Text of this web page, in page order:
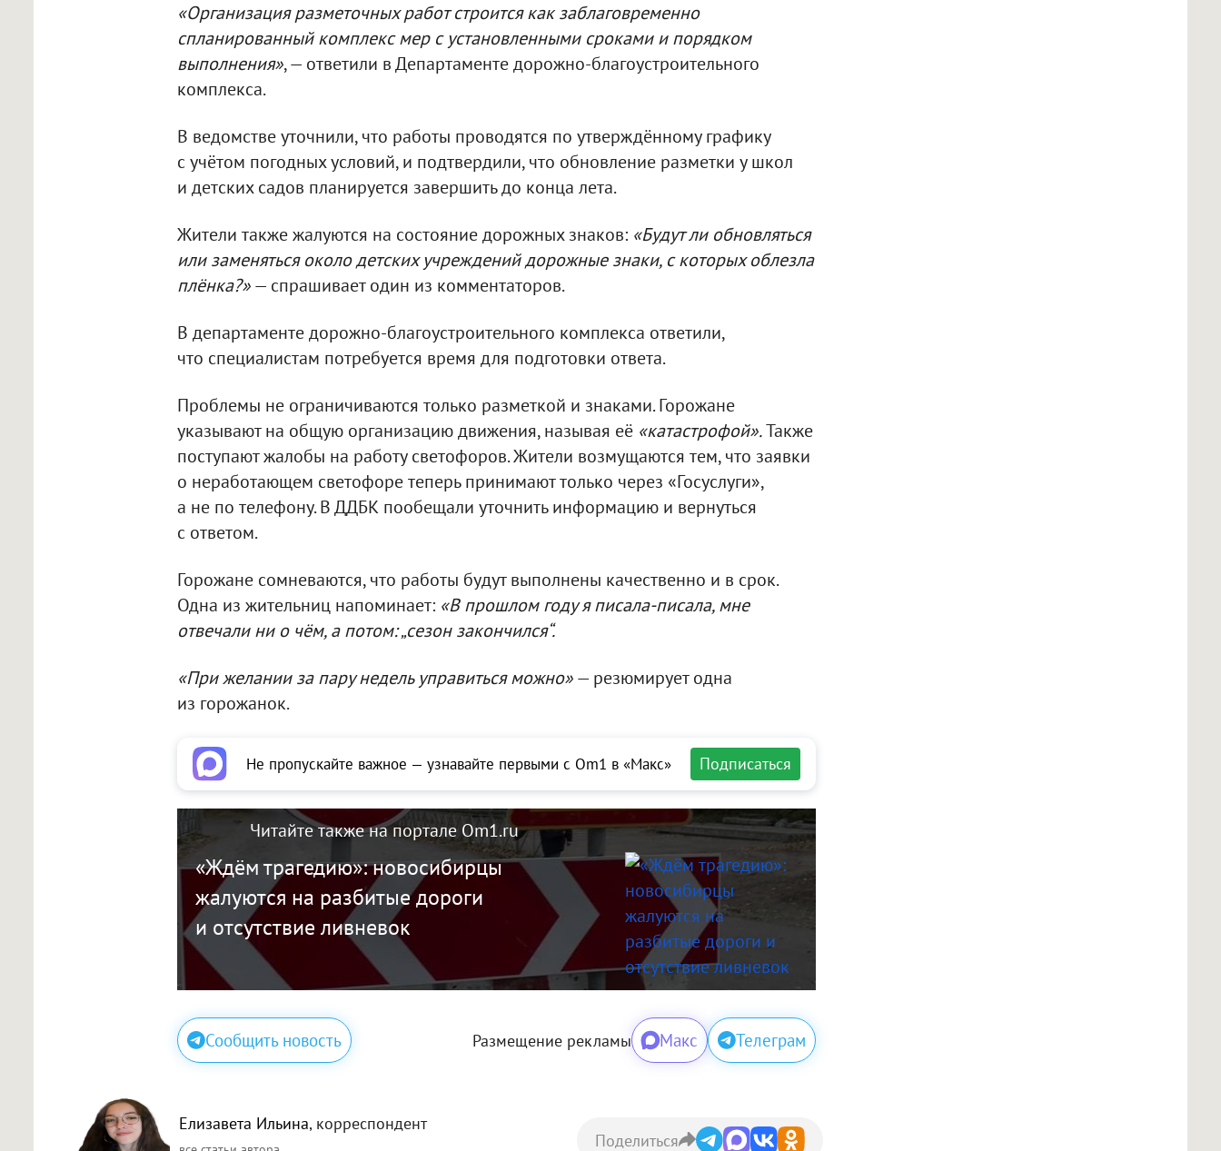
«Организация разметочных работ строится как заблаговременно
спланированный комплекс мер с установленными сроками и порядком
выполнения», — ответили в Департаменте дорожно-благоустроительного
комплекса.
В ведомстве уточнили, что работы проводятся по утверждённому графику
с учётом погодных условий, и подтвердили, что обновление разметки у школ
и детских садов планируется завершить до конца лета.
Жители также жалуются на состояние дорожных знаков: «Будут ли обновляться
или заменяться около детских учреждений дорожные знаки, с которых облезла
плёнка?»— спрашивает один из комментаторов.
В департаменте дорожно-благоустроительного комплекса ответили,
что специалистам потребуется время для подготовки ответа.
Проблемы не ограничиваются только разметкой и знаками. Горожане
указывают на общую организацию движения, называя её «катастрофой».Также
поступают жалобы на работу светофоров. Жители возмущаются тем, что заявки
о неработающем светофоре теперь принимают только через «Госуслуги»,
а не по телефону. В ДДБК пообещали уточнить информацию и вернуться
с ответом.
Горожане сомневаются, что работы будут выполнены качественно и в срок.
Одна из жительниц напоминает: «В прошлом году я писала-писала, мне
отвечали ни о чём, а потом: „сезон закончился“.
«При желании за пару недель управиться можно»— резюмирует одна
из горожанок.
Не пропускайте важное — узнавайте первыми с Om1 в «Макс» Подписаться
Читайте также на портале Om1.ru
«Ждём трагедию»: новосибирцы
жалуются на разбитые дороги
и отсутствие ливневок
Сообщить новость Размещение рекламы Макс Телеграм
Елизавета Ильина, корреспондент
Поделиться